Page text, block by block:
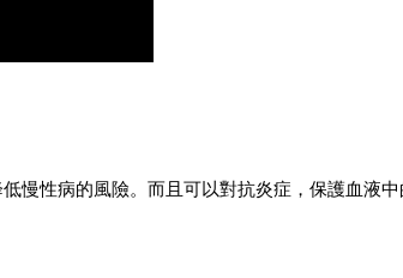
慢性病的風險。而且可以對抗炎症，保護血液